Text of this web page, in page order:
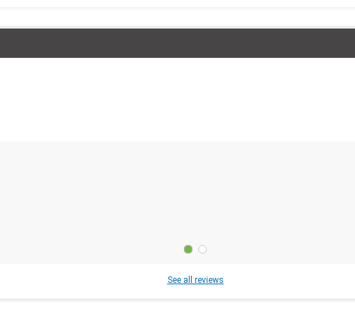
See all reviews